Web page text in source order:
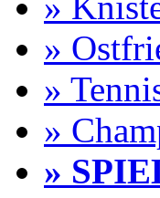
»
»
»
»